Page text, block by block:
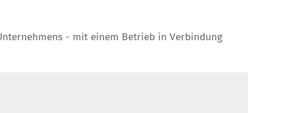
- mit einem Betrieb in Verbindung